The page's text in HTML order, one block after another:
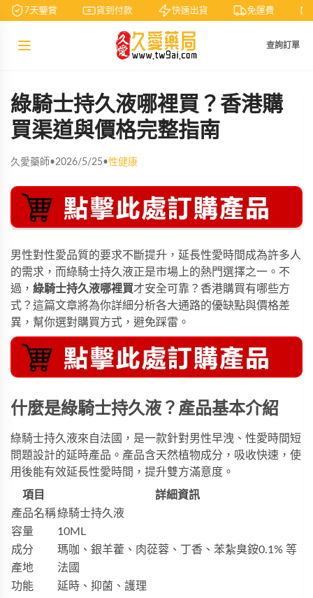
7天鑒賞 貨到付款 快速出貨 免運費
查詢訂單
綠騎士持久液哪裡買？香港購
買渠道與價格完整指南
久愛藥師•2026/5/25•性健康
男性對性愛品質的要求不斷提升，延長性愛時間成為許多人
的需求，而綠騎士持久液 正是市場上的熱門選擇之一。不
過， 綠騎士持久液哪裡買才安全可靠？香港購買有哪些方
式？這篇文章將為你詳細分析各大通路的優缺點與價格差
異，幫你選對購買方式，避免踩雷。
什麼是綠騎士持久液？產品基本介紹
綠騎士持久液來自法國，是一款針對男性早洩、性愛時間短
問題設計的延時產品。產品含天然植物成分，吸收快速，使
用後能有效延長性愛時間，提升雙方滿意度。
項目
詳細資訊
產品名稱綠騎士持久液
容量
10ML
成分
瑪咖、銀羊藿、肉蓯蓉、丁香、苯紮臭銨0.1% 等
產地
法國
功能
延時、抑菌、護理